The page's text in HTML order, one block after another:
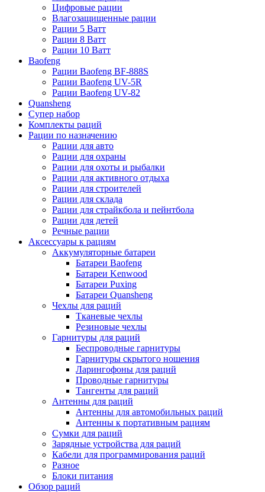
Цифровые рации
Влагозащищенные рации
Рации 5 Ватт
Рации 8 Ватт
Рации 10 Ватт
Baofeng
Рации Baofeng BF-888S
Рации Baofeng UV-5R
Рации Baofeng UV-82
Quansheng
Супер набор
Комплекты раций
Рации по назначению
Рации для авто
Рации для охраны
Рации для охоты и рыбалки
Рации для активного отдыха
Рации для строителей
Рации для склада
Рации для страйкбола и пейнтбола
Рации для детей
Речные рации
Аксессуары к рациям
Аккумуляторные батареи
Батареи Baofeng
Батареи Kenwood
Батареи Puxing
Батареи Quansheng
Чехлы для раций
Тканевые чехлы
Резиновые чехлы
Гарнитуры для раций
Беспроводные гарнитуры
Гарнитуры скрытого ношения
Ларингофоны для раций
Проводные гарнитуры
Тангенты для раций
Антенны для раций
Антенны для автомобильных раций
Антенны к портативным рациям
Сумки для раций
Зарядные устройства для раций
Кабели для программирования раций
Разное
Блоки питания
Обзор раций